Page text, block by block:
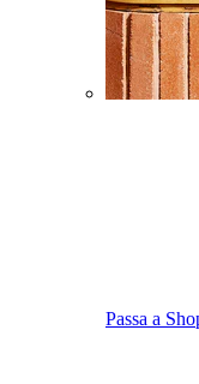
Passa a